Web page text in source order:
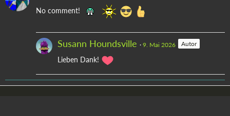
No comment!
Susann Houndsville 9. Mai 2026 Autor
Lieben Dank!